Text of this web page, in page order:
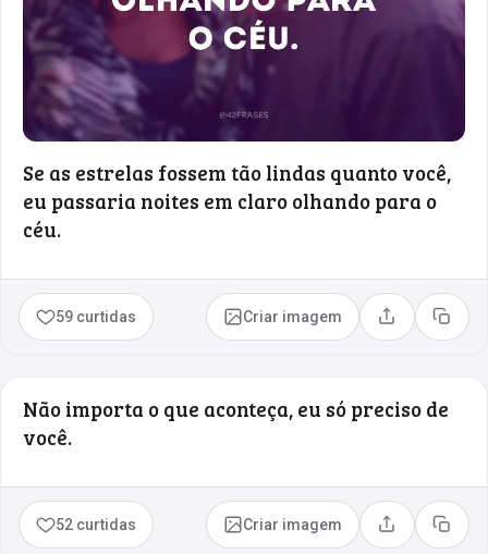
Se as estrelas fossem tão lindas quanto você,
eu passaria noites em claro olhando para o
céu.
59 curtidas Criar imagem Compartilhar
Copiar
Não importa o que aconteça, eu só preciso de
você.
52 curtidas Criar imagem Compartilhar
Copiar